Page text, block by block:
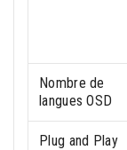
Nombre de
langues OSD
Plug and Play